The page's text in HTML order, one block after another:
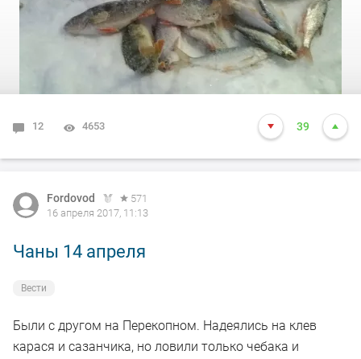
12 4653 39
Fordovod
571
16 апреля 2017, 11:13
Чаны 14 апреля
Вести
Были с другом на Перекопном. Надеялись на клев
карася и сазанчика, но ловили только чебака и